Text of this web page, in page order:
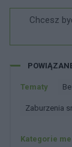
Chcesz
Tematy
Zaburzenia
Kategorie